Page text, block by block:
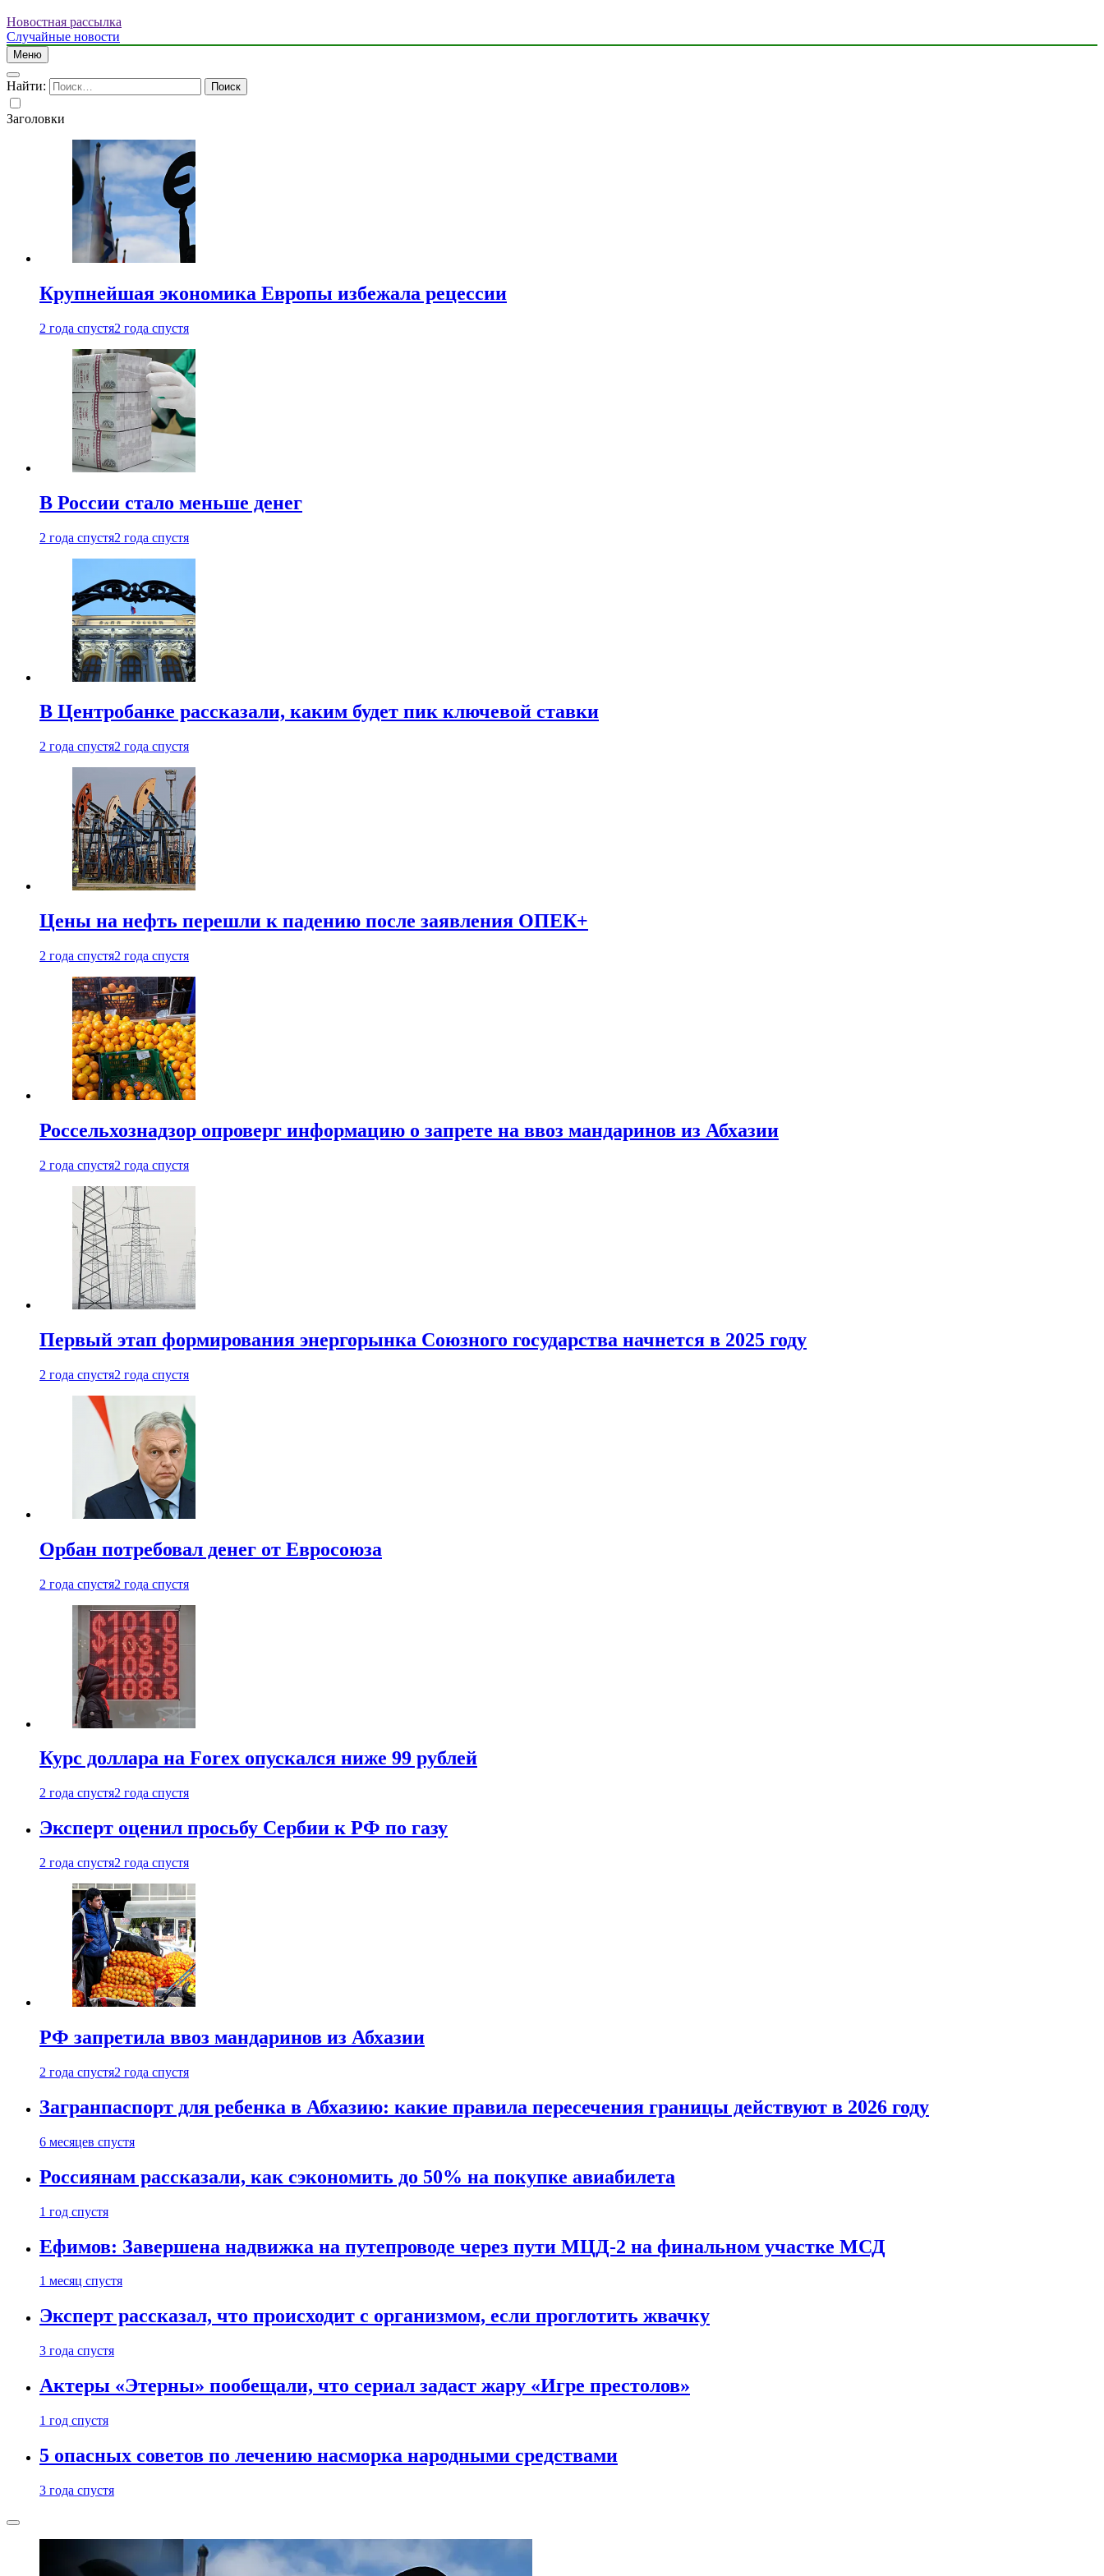
Новостная рассылка
Случайные новости
Меню
Найти:
Заголовки
Крупнейшая экономика Европы избежала рецессии
2 года спустя2 года спустя
В России стало меньше денег
2 года спустя2 года спустя
В Центробанке рассказали, каким будет пик ключевой ставки
2 года спустя2 года спустя
Цены на нефть перешли к падению после заявления ОПЕК+
2 года спустя2 года спустя
Россельхознадзор опроверг информацию о запрете на ввоз мандаринов из Абхазии
2 года спустя2 года спустя
Первый этап формирования энергорынка Союзного государства начнется в 2025 году
2 года спустя2 года спустя
Орбан потребовал денег от Евросоюза
2 года спустя2 года спустя
Курс доллара на Forex опускался ниже 99 рублей
2 года спустя2 года спустя
Эксперт оценил просьбу Сербии к РФ по газу
2 года спустя2 года спустя
РФ запретила ввоз мандаринов из Абхазии
2 года спустя2 года спустя
Загранпаспорт для ребенка в Абхазию: какие правила пересечения границы действуют в 2026 году
6 месяцев спустя
Россиянам рассказали, как сэкономить до 50% на покупке авиабилета
1 год спустя
Ефимов: Завершена надвижка на путепроводе через пути МЦД-2 на финальном участке МСД
1 месяц спустя
Эксперт рассказал, что происходит с организмом, если проглотить жвачку
3 года спустя
Актеры «Этерны» пообещали, что сериал задаст жару «Игре престолов»
1 год спустя
5 опасных советов по лечению насморка народными средствами
3 года спустя